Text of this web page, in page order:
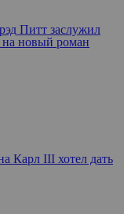
Питт заслужил
новый роман
Карл III хотел дать